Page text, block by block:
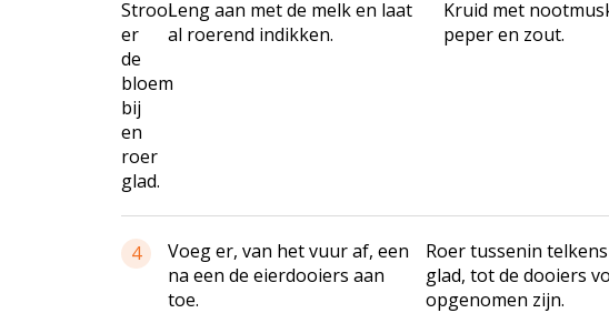
Strooi
er
de
bloem
bij
en
roer
glad.
Leng aan met de melk en laat
al roerend indikken.
Kruid met
peper en zout.
4
Voeg er, van het vuur af, een
na een de eierdooiers aan
toe.
Roer tussenin
glad, tot de dooiers
opgenomen zijn.